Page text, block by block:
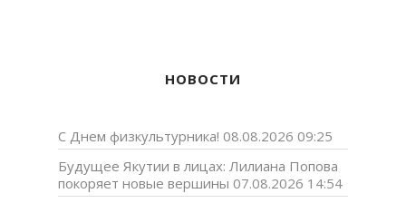
НОВОСТИ
С Днем физкультурника! 08.08.2026 09:25
Будущее Якутии в лицах: Лилиана Попова
покоряет новые вершины 07.08.2026 14:54